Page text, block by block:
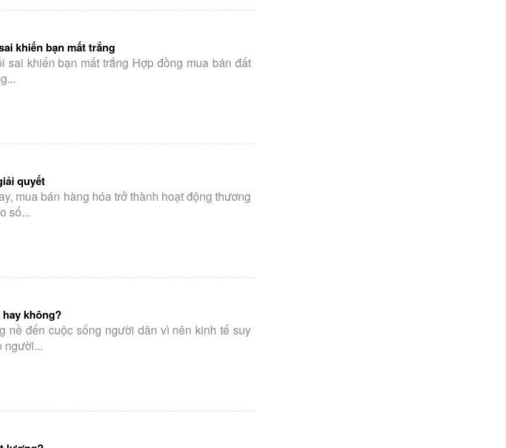
khiến bạn mất trắng
khiến bạn mất trắng Hợp đồng mua bán đất
quyết
mua bán hàng hóa trở thành hoạt động thương
số...
không?
nề đến cuộc sống người dân vì nên kinh tế suy
người...